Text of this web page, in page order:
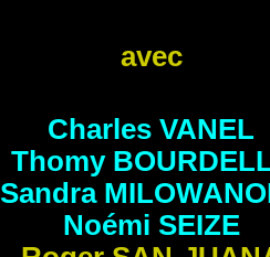
avec
Charles VANEL
Thomy
Sandra
Noémi SEIZE